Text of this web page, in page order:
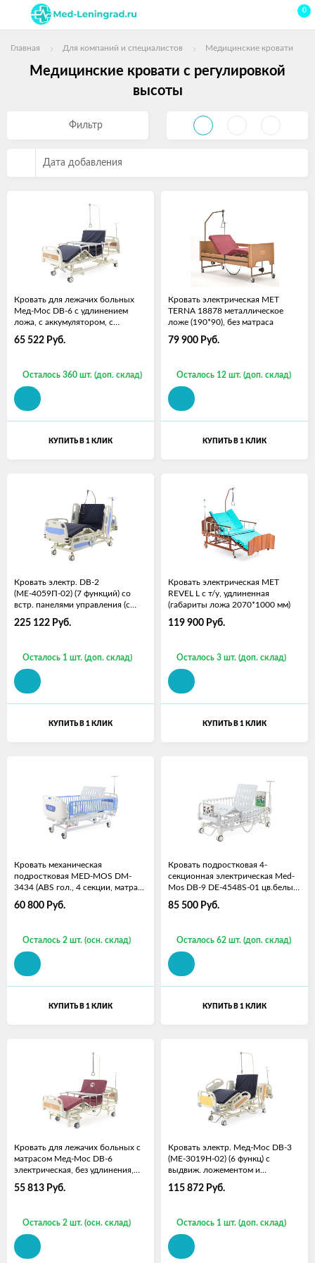
0
Главная Для компаний и специалистов Медицинские кровати
Медицинские кровати с регулировкой
высоты
Фильтр
Дата добавления
Кровать для лежачих больных
Мед-Мос DB-6 с удлинением
ложа, с аккумулятором, с
65 522 Руб.
Осталось 360 шт. (доп. склад)
КУПИТЬ В 1 КЛИК
Кровать электрическая МЕТ
TERNA 18878 металлическое
ложе (190*90), без матраса
79 900 Руб.
Осталось 12 шт. (доп. склад)
КУПИТЬ В 1 КЛИК
Кровать электр. DB-2
(MЕ-4059П-02) (7 функций) со
встр. панелями управления (с
225 122 Руб.
Осталось 1 шт. (доп. склад)
КУПИТЬ В 1 КЛИК
Кровать электрическая MET
REVEL L с т/у, удлиненная
(габариты ложа 2070*1000 мм)
119 900 Руб.
Осталось 3 шт. (доп. склад)
КУПИТЬ В 1 КЛИК
Кровать механическая
подростковая MED-MOS DM-
3434 (ABS гол., 4 секции, матрас,
60 800 Руб.
Осталось 2 шт. (осн. склад)
КУПИТЬ В 1 КЛИК
Кровать подростковая 4-
секционная электрическая Med-
Mos DB-9 DE-4548S-01 цв.белый,
85 500 Руб.
Осталось 62 шт. (доп. склад)
КУПИТЬ В 1 КЛИК
Кровать для лежачих больных с
матрасом Мед-Мос DB-6
электрическая, без удлинения,
без аккумулятора
55 813 Руб.
Осталось 2 шт. (осн. склад)
Кровать электр. Мед-Мос DB-3
(МЕ-3019H-02) (6 функц) с
выдвиж. ложементом и
растоматом (с матрасом)
115 872 Руб.
Осталось 1 шт. (доп. склад)